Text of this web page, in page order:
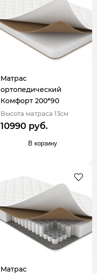
Матрас
ортопедический
Комфорт 200*90
Высота матраса 13см
10990 руб.
В корзину
Матрас